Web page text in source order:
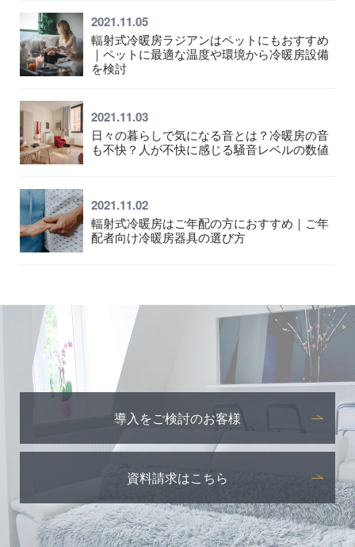
2021.11.05
輻射式冷暖房ラジアンはペットにもおすすめ
｜ペットに最適な温度や環境から冷暖房設備
を検討
2021.11.03
日々の暮らしで気になる音とは？冷暖房の音
も不快？人が不快に感じる騒音レベルの数値
2021.11.02
輻射式冷暖房はご年配の方におすすめ｜ご年
配者向け冷暖房器具の選び方
導入をご検討のお客様
資料請求はこちら